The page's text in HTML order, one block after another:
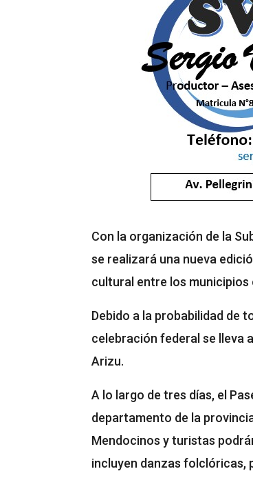
Con la organización de la
se realizará una nueva
cultural entre los municipios
Debido a la probabilidad de
celebración federal se lleva
Arizu.
A lo largo de tres días, el
departamento de la
Mendocinos y turistas
incluyen danzas folclóricas,